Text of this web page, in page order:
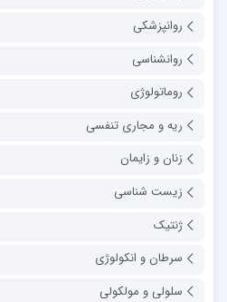
روانپزشکی
روانشناسی
روماتولوژی
ریه و مجاری تنفسی
زنان و زایمان
زیست شناسی
ژنتیک
سرطان و انکولوژی
سلولی و مولکولی